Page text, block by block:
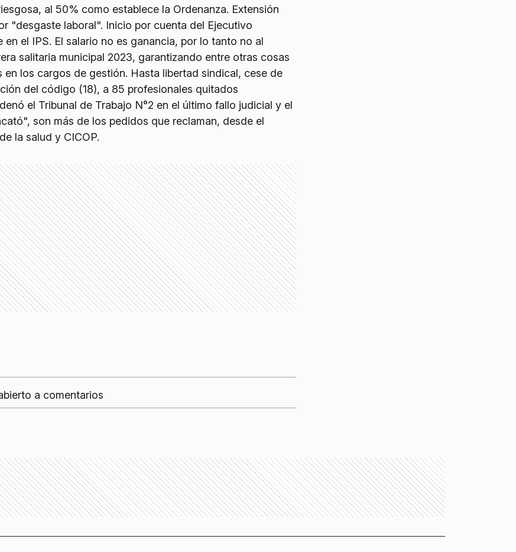
al 50% como establece la Ordenanza. Extensión
"desgaste laboral". Inicio por cuenta del Ejecutivo
en el IPS. El salario no es ganancia, por lo tanto no al
salitaria municipal 2023, garantizando entre otras cosas
en los cargos de gestión. Hasta libertad sindical, cese de
del código (18), a 85 profesionales quitados
el Tribunal de Trabajo N°2 en el último fallo judicial y el
son más de los pedidos que reclaman, desde el
la salud y CICOP.
a comentarios